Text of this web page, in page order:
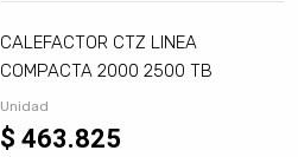
CALEFACTOR CTZ LINEA
COMPACTA 2000 2500 TB
C/TIRAJE
Unidad
$ 463.825